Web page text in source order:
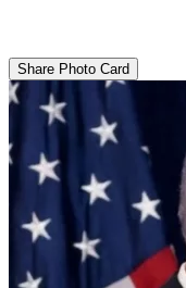
Share Photo Card